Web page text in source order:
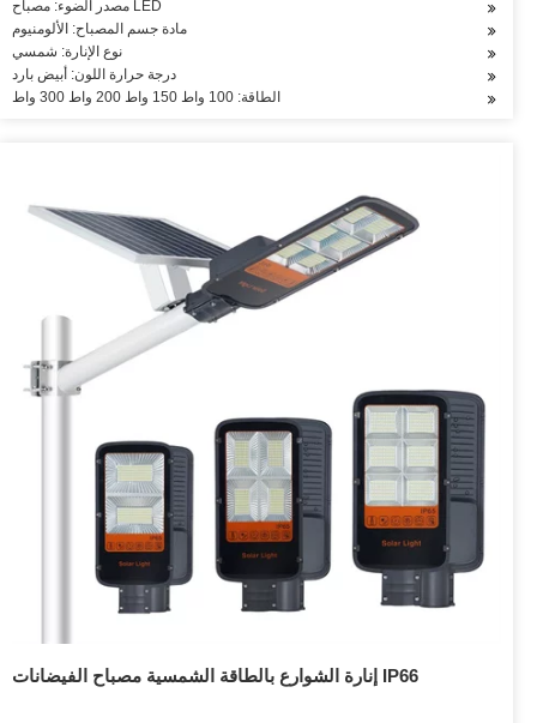
مصدر الضوء: مصباح LED
مادة جسم المصباح: الألومنيوم
نوع الإنارة: شمسي
درجة حرارة اللون: أبيض بارد
الطاقة: 100 واط 150 واط 200 واط 300 واط
إنارة الشوارع بالطاقة الشمسية مصباح الفيضانات IP66